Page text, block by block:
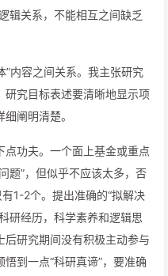
辑关系，不能相互之间缺乏
”内容之间关系。我主张研究
研究目标表述要清晰地显示项
阐明清楚。
功夫。一个面上基金或重点
题”，但似乎不应该太多，否
1-2个。提出准确的“拟解决
研经历，科学素养和逻辑思
研究期间没有积极主动参与
到一点“科研真谛”，要准确